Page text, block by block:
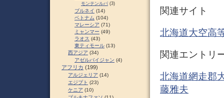
関連サイト
北海道大空高
関連エントリ
北海道網走郡
藤雅夫
モンテンルパ (3)
ブルネイ (14)
ベトナム (104)
マレーシア (71)
ミャンマー (49)
ラオス (43)
東ティモール (13)
西アジア (34)
アゼルバイジャン (4)
アフリカ (199)
アルジェリア (14)
エジプト (23)
ケニア (10)